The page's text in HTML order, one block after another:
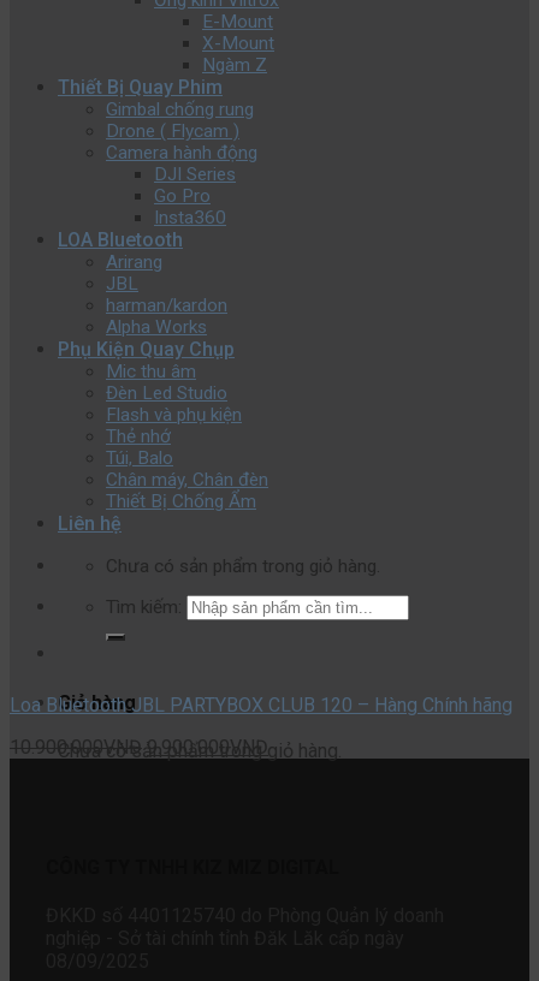
E-Mount
X-Mount
Ngàm Z
Thiết Bị Quay Phim
Gimbal chống rung
Drone ( Flycam )
Camera hành động
DJI Series
Go Pro
Insta360
LOA Bluetooth
Arirang
JBL
harman/kardon
Alpha Works
Phụ Kiện Quay Chụp
Mic thu âm
Đèn Led Studio
Flash và phụ kiện
Thẻ nhớ
Túi, Balo
Chân máy, Chân đèn
Thiết Bị Chống Ẩm
Liên hệ
Chưa có sản phẩm trong giỏ hàng.
Tìm kiếm:
Giỏ hàng
Chưa có sản phẩm trong giỏ hàng.
Loa Bluetooth JBL PARTYBOX CLUB 120 – Hàng Chính hãng
10.900.000VNĐ 9.900.000VNĐ